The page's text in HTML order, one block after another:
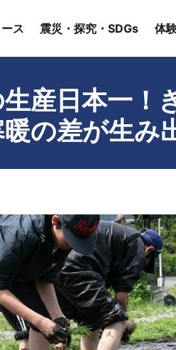
ス 震災・探究・SDGs 体
生産日本一
の差が生み